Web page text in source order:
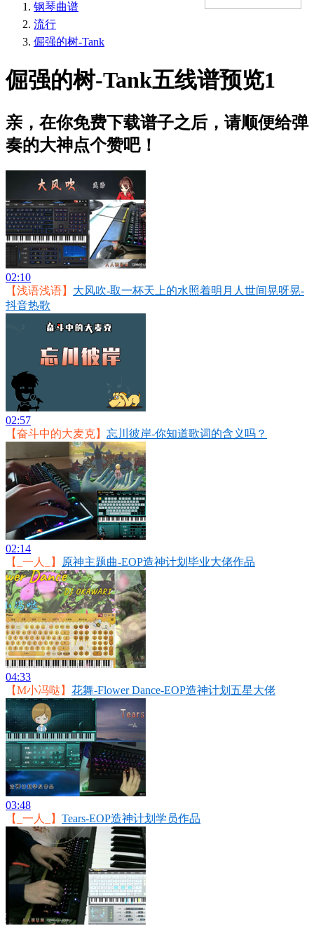
钢琴曲谱
流行
倔强的树-Tank
倔强的树-Tank五线谱预览1
亲，在你免费下载谱子之后，请顺便给弹
奏的大神点个赞吧！
02:10
【浅语浅语】 大风吹-取一杯天上的水照着明月人世间晃呀晃-
抖音热歌
02:57
【奋斗中的大麦克】 忘川彼岸-你知道歌词的含义吗？
02:14
【_一人_】
原神主题曲-EOP造神计划毕业大佬作品
04:33
【M小冯哒】 花舞-Flower Dance-EOP造神计划五星大佬
03:48
【_一人_】 Tears-EOP造神计划学员作品